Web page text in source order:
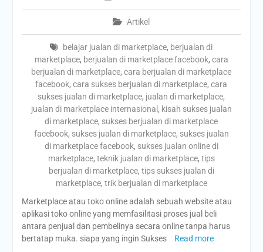
Artikel
belajar jualan di marketplace, berjualan di
marketplace, berjualan di marketplace facebook, cara
berjualan di marketplace,cara berjualan di marketplace
facebook,cara sukses berjualan di marketplace,cara
sukses jualan di marketplace, jualan di marketplace,
jualan di marketplace internasional , kisah sukses jualan
di marketplace, sukses berjualan di marketplace
facebook, sukses jualan di marketplace, sukses jualan
di marketplace facebook, sukses jualan online di
marketplace, teknik jualan di marketplace, tips
berjualan di marketplace, tips sukses jualan di
marketplace, trik berjualan di marketplace
Marketplace atau toko online adalah sebuah website atau
aplikasi toko online yang memfasilitasi proses jual beli
antara penjual dan pembelinya secara online tanpa harus
bertatap muka. siapa yang ingin Sukses
Read more